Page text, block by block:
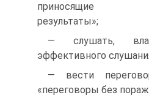
приносящие
результаты»;
— слушать,
эффективного
— вести
«переговоры без